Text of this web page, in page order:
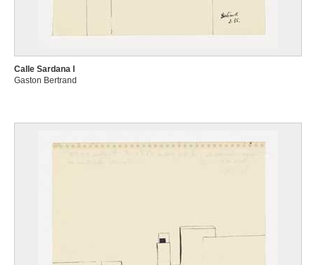
Calle Sardana I
Gaston Bertrand